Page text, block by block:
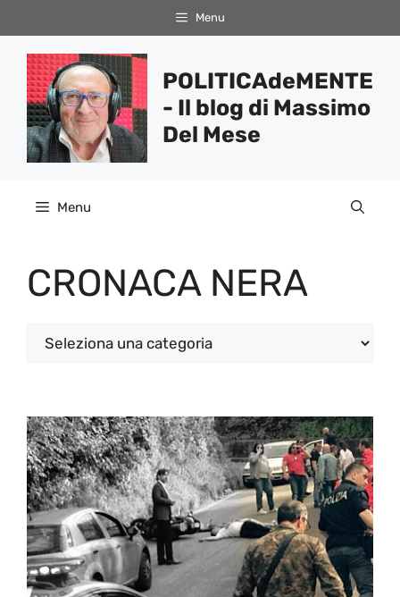
al
contenuto
Menu
POLITICAdeMENTE
- Il blog di Massimo
Del Mese
Menu
CRONACA NERA
Categorie